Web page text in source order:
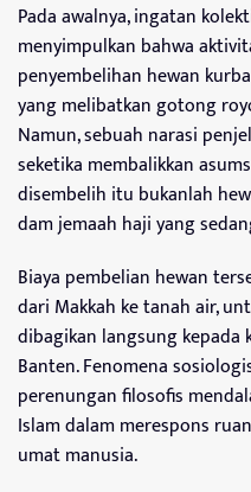
Pada awalnya, ingatan
menyimpulkan bahwa
penyembelihan hewan
yang melibatkan gotong
Namun, sebuah narasi
seketika membalikkan
disembelih itu bukanlah
dam jemaah haji yang
Biaya pembelian hewan
dari Makkah ke tanah air,
dibagikan langsung kepada
Banten. Fenomena
perenungan filosofis
Islam dalam merespons
umat manusia.